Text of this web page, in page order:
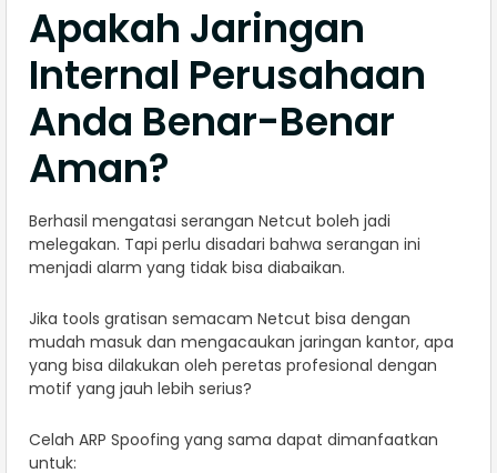
Apakah Jaringan
Internal Perusahaan
Anda Benar-Benar
Aman?
Berhasil mengatasi serangan Netcut boleh jadi
melegakan. Tapi perlu disadari bahwa serangan ini
menjadi alarm yang tidak bisa diabaikan.
Jika tools gratisan semacam Netcut bisa dengan
mudah masuk dan mengacaukan jaringan kantor, apa
yang bisa dilakukan oleh peretas profesional dengan
motif yang jauh lebih serius?
Celah ARP Spoofing yang sama dapat dimanfaatkan
untuk: